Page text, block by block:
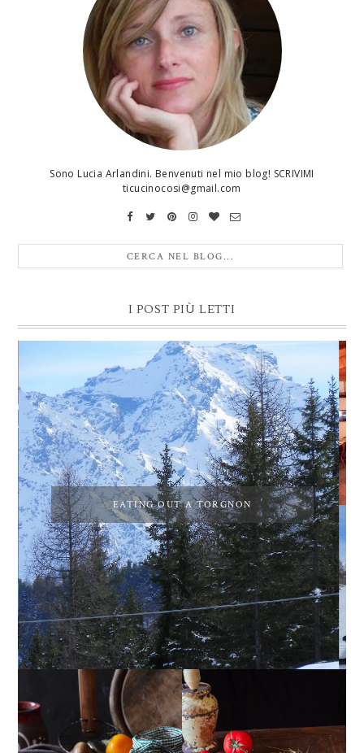
Sono Lucia Arlandini. Benvenuti nel mio blog! SCRIVIMI
ticucinocosi@gmail.com
I POST PIÙ LETTI
EATING OUT A TORGNON
PEPERONI ALLA
GIRANDOLE DI